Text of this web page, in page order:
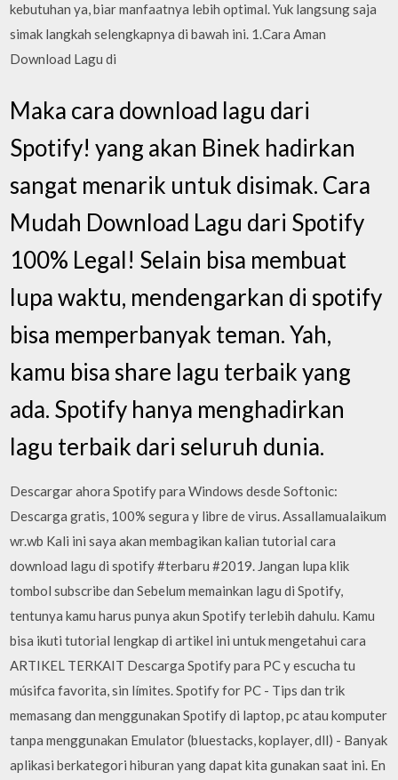
kebutuhan ya, biar manfaatnya lebih optimal. Yuk langsung saja
simak langkah selengkapnya di bawah ini. 1.Cara Aman
Download Lagu di
Maka cara download lagu dari
Spotify! yang akan Binek hadirkan
sangat menarik untuk disimak. Cara
Mudah Download Lagu dari Spotify
100% Legal! Selain bisa membuat
lupa waktu, mendengarkan di spotify
bisa memperbanyak teman. Yah,
kamu bisa share lagu terbaik yang
ada. Spotify hanya menghadirkan
lagu terbaik dari seluruh dunia.
Descargar ahora Spotify para Windows desde Softonic:
Descarga gratis, 100% segura y libre de virus. Assallamualaikum
wr.wb Kali ini saya akan membagikan kalian tutorial cara
download lagu di spotify #terbaru #2019. Jangan lupa klik
tombol subscribe dan Sebelum memainkan lagu di Spotify,
tentunya kamu harus punya akun Spotify terlebih dahulu. Kamu
bisa ikuti tutorial lengkap di artikel ini untuk mengetahui cara
ARTIKEL TERKAIT Descarga Spotify para PC y escucha tu
músifca favorita, sin límites. Spotify for PC - Tips dan trik
memasang dan menggunakan Spotify di laptop, pc atau komputer
tanpa menggunakan Emulator (bluestacks, koplayer, dll) - Banyak
aplikasi berkategori hiburan yang dapat kita gunakan saat ini. En